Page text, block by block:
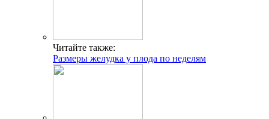
Читайте также:
Размеры желудка у плода по неделям